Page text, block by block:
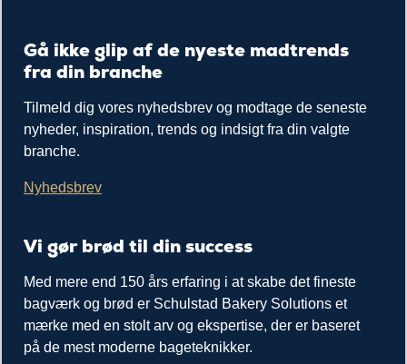
Gå ikke glip af de nyeste madtrends
fra din branche
Tilmeld dig vores nyhedsbrev og modtage de seneste
nyheder, inspiration, trends og indsigt fra din valgte
branche.
Nyhedsbrev
Vi gør brød til din success
Med mere end 150 års erfaring i at skabe det fineste
bagværk og brød er Schulstad Bakery Solutions et
mærke med en stolt arv og ekspertise, der er baseret
på de mest moderne bageteknikker.